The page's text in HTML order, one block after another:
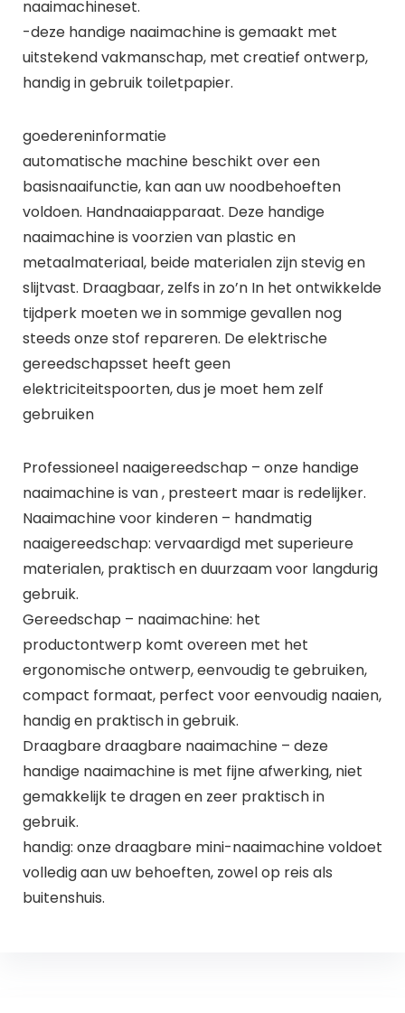
naaimachineset.
-deze handige naaimachine is gemaakt met
uitstekend vakmanschap, met creatief ontwerp,
handig in gebruik toiletpapier.
goedereninformatie
automatische machine beschikt over een
basisnaaifunctie, kan aan uw noodbehoeften
voldoen. Handnaaiapparaat. Deze handige
naaimachine is voorzien van plastic en
metaalmateriaal, beide materialen zijn stevig en
slijtvast. Draagbaar, zelfs in zo’n In het ontwikkelde
tijdperk moeten we in sommige gevallen nog
steeds onze stof repareren. De elektrische
gereedschapsset heeft geen
elektriciteitspoorten, dus je moet hem zelf
gebruiken
Professioneel naaigereedschap – onze handige
naaimachine is van , presteert maar is redelijker.
Naaimachine voor kinderen – handmatig
naaigereedschap: vervaardigd met superieure
materialen, praktisch en duurzaam voor langdurig
gebruik.
Gereedschap – naaimachine: het
productontwerp komt overeen met het
ergonomische ontwerp, eenvoudig te gebruiken,
compact formaat, perfect voor eenvoudig naaien,
handig en praktisch in gebruik.
Draagbare draagbare naaimachine – deze
handige naaimachine is met fijne afwerking, niet
gemakkelijk te dragen en zeer praktisch in
gebruik.
handig: onze draagbare mini-naaimachine voldoet
volledig aan uw behoeften, zowel op reis als
buitenshuis.